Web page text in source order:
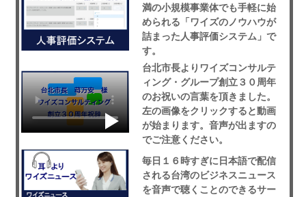
満の小規模事業体でも手軽に始
められる「ワイズのノウハウが
詰まった人事評価システム」で
す。
台北市長よりワイズコンサルテ
ィング・グループ創立３０周年
のお祝いの言葉を頂きました。
左の画像をクリックすると動画
が始まります。音声が出ますの
でご注意ください。
毎日１６時すぎに日本語で配信
される台湾のビジネスニュース
を音声で聴くことのできるサー